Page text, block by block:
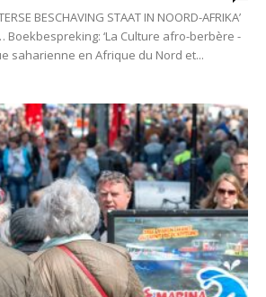
BESCHAVING STAAT IN NOORD-AFRIKA’
Boekbespreking: ‘La Culture afro-berbère -
saharienne en Afrique du Nord et...